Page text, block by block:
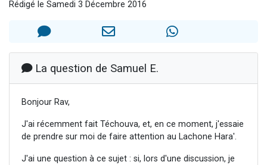
30 personnes viennent de faire un don pour Sauvez la jambe de Yohan
12 nouvelles musiques dans Torah-Box Music
29 personnes viennent de demander une bénédiction
Rédigé le Samedi 3 Décembre 2016
La question de Samuel E.
Bonjour Rav,
J'ai récemment fait Téchouva, et, en ce moment, j'essaie
de prendre sur moi de faire attention au Lachone Hara'.
J'ai une question à ce sujet : si, lors d'une discussion, je